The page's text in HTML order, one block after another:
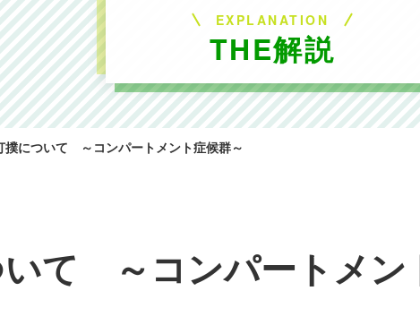
駆血療法
ハイボルテージ療法
コンディショニング治療
EXPLANATION
THE解説
撲について ～コンパートメント症候群～
て ～コンパートメン